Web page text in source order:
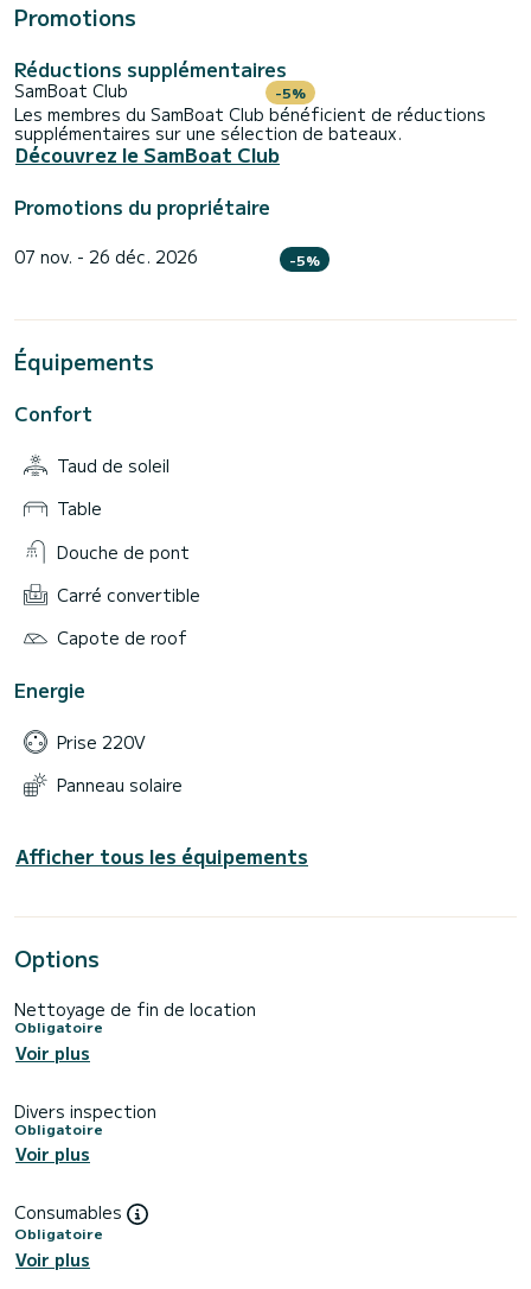
Promotions
Réductions supplémentaires
SamBoat Club -5%
Les membres du SamBoat Club bénéficient de réductions
supplémentaires sur une sélection de bateaux.
Découvrez le SamBoat Club
Promotions du propriétaire
07 nov. - 26 déc. 2026 -5%
Équipements
Confort
Taud de soleil
Table
Douche de pont
Carré convertible
Capote de roof
Energie
Prise 220V
Panneau solaire
Afficher tous les équipements
Options
Nettoyage de fin de location
Obligatoire
Voir plus
Divers inspection
Obligatoire
Voir plus
Consumables
Obligatoire
Voir plus